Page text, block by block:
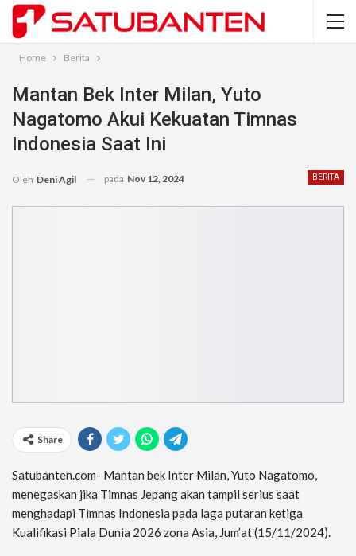
Home Berita
Mantan Bek Inter Milan, Yuto
Nagatomo Akui Kekuatan Timnas
Indonesia Saat Ini
BERITA
Oleh Deni Agil pada Nov 12, 2024
Share
Satubanten.com- Mantan bek Inter Milan, Yuto Nagatomo,
menegaskan jika Timnas Jepang akan tampil serius saat
menghadapi Timnas Indonesia pada laga putaran ketiga
Kualifikasi Piala Dunia 2026 zona Asia, Jum’at (15/11/2024).